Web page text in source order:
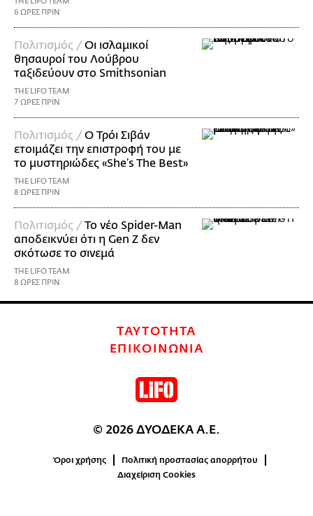
6 ΩΡΕΣ ΠΡΙΝ
Πολιτισμός /Οι ισλαμικοί
θησαυροί του Λούβρου
ταξιδεύουν στο Smithsonian
THE LIFO TEAM
7 ΩΡΕΣ ΠΡΙΝ
Πολιτισμός /Ο Τρόι Σιβάν
ετοιμάζει την επιστροφή του με
το μυστηριώδες «She’s The Best»
THE LIFO TEAM
8 ΩΡΕΣ ΠΡΙΝ
Πολιτισμός /Το νέο Spider-Man
αποδεικνύει ότι η Gen Z δεν
σκότωσε το σινεμά
THE LIFO TEAM
8 ΩΡΕΣ ΠΡΙΝ
ΤΑΥΤΟΤΗΤΑ
ΕΠΙΚΟΙΝΩΝΙΑ
© 2026 ΔΥΟΔΕΚΑ Α.Ε.
Όροι χρήσης
Πολιτική προστασίας απορρήτου
Διαχείριση Cookies